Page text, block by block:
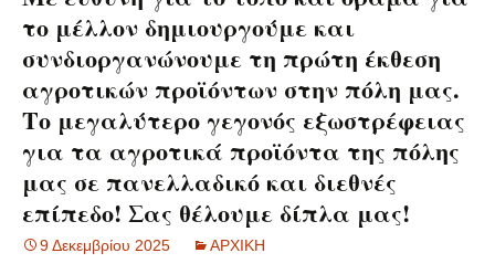
το μέλλον δημιουργούμε και
συνδιοργανώνουμε τη πρώτη έκθεση
αγροτικών προϊόντων στην πόλη μας.
Το μεγαλύτερο γεγονός εξωστρέφειας
για τα αγροτικά προϊόντα της πόλης
μας σε πανελλαδικό και διεθνές
επίπεδο! Σας θέλουμε δίπλα μας!
9 Δεκεμβρίου 2025 ΑΡΧΙΚΗ